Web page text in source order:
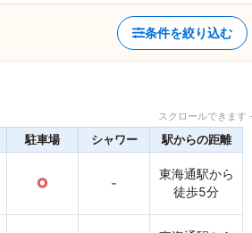
条件を絞り込む
スクロールできま
駐車場 シャワー 駅からの距離
○ -
東海通駅から
徒歩5分